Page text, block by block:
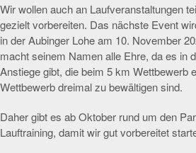
Wir wollen auch an Laufveranstaltungen
gezielt vorbereiten. Das nächste Event
in der Aubinger Lohe am 10. November
macht seinem Namen alle Ehre, da es in
Anstiege gibt, die beim 5 km Wettbewerb
Wettbewerb dreimal zu bewältigen sind.
Daher gibt es ab Oktober rund um den
Lauftraining, damit wir gut vorbereitet